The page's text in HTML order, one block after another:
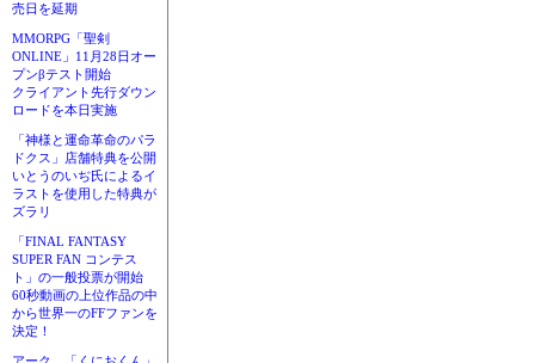
売日を延期
MMORPG「聖剣
ONLINE」11月28日オー
プンβテスト開始
クライアント先行ダウン
ロードを本日実施
「神様と運命革命のパラ
ドクス」店舗特典を公開
いとうのいぢ氏によるイ
ラストを使用した特典が
ズラリ
「FINAL FANTASY
SUPER FAN コンテス
ト」の一般投票が開始
60秒動画の上位作品の中
から世界一のFFファンを
決定！